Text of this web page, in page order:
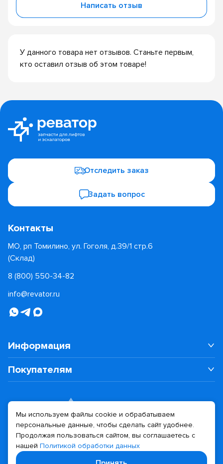
У данного товара нет отзывов. Станьте первым,
кто оставил отзыв об этом товаре!
Написать отзыв
Отследить заказ
Задать вопрос
Контакты
МО, рп Томилино, ул. Гоголя, д.39/1 стр.6
(Склад)
8 (800) 550-34-82
info@revator.ru
Информация
Покупателям
Дизайн сайта Разработка сайта
Мы используем файлы cookie и обрабатываем
персональные данные, чтобы сделать сайт удобнее.
Продолжая пользоваться сайтом, вы соглашаетесь с
нашей Политикой обработки данных